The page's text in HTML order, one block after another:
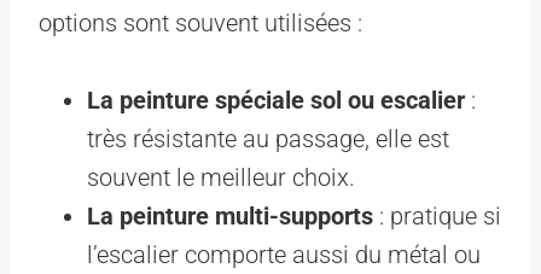
options sont souvent utilisées :
La peinture spéciale sol ou escalier :
très résistante au passage, elle est
souvent le meilleur choix.
La peinture multi-supports : pratique si
l’escalier comporte aussi du métal ou